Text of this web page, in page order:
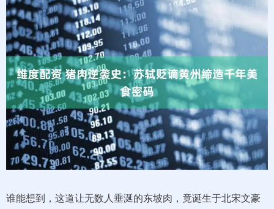
谁能想到，这道让无数人垂涎的东坡肉，竟诞生于北宋文豪